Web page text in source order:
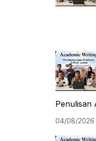
Penulisan
04/08/2026